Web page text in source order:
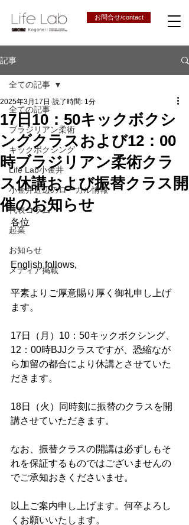
お問合せ/contact
記事
全ての記事
ブラジリアン柔術
キックボクシング
Life Lab小金井
小金井近辺のローカル情報
代表コラム
起業
お知らせ
メディア掲載
全ての記事
17日10：50キックボクシ
ングクラスおよび12：00
時ブラジリアン柔術クラ
ス休講および振替クラス開
催のお知らせ
2025年3月17日 読了時間: 1分
各位
English follows,
平素よりご厚意賜り厚く御礼申し上げ
ます。
17日（月）10：50キックボクシング、
12：00時BJJクラスですが、恐縮なが
ら加留の都合により休講とさせていた
だきます。
18日（火）同時刻に振替のクラスを開
講させていただきます。
なお、振替クラスの開講は必ずしもそ
れを保証するものではございませんの
でご承知おきくださいませ。
以上ご案内申し上げます。何卒よろし
くお願いいたします。